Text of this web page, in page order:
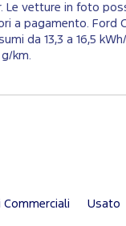
Le vetture in foto
a pagamento. Ford
da 13,3 a 16,5
km.
Commerciali Usato